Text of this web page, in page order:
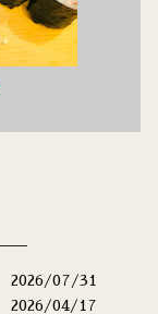
2026/07/31
2026/04/17